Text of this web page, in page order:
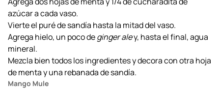
azúcar a cada vaso.
Vierte el puré de sandía hasta la mitad del vaso.
Agrega hielo, un poco deginger aley, hasta el final, agua
mineral.
Mezcla bien todos los ingredientes y decora con otra hoja
de menta y una rebanada de sandía.
Mango Mule